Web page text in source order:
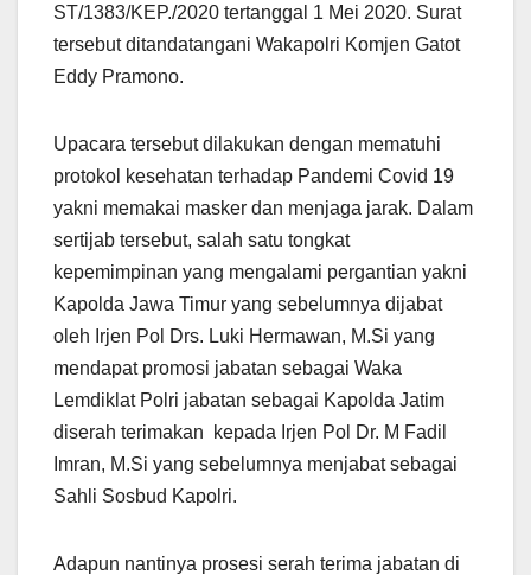
ST/1383/KEP./2020 tertanggal 1 Mei 2020. Surat
tersebut ditandatangani Wakapolri Komjen Gatot
Eddy Pramono.
Upacara tersebut dilakukan dengan mematuhi
protokol kesehatan terhadap Pandemi Covid 19
yakni memakai masker dan menjaga jarak. Dalam
sertijab tersebut, salah satu tongkat
kepemimpinan yang mengalami pergantian yakni
Kapolda Jawa Timur yang sebelumnya dijabat
oleh Irjen Pol Drs. Luki Hermawan, M.Si yang
mendapat promosi jabatan sebagai Waka
Lemdiklat Polri jabatan sebagai Kapolda Jatim
diserah terimakan kepada Irjen Pol Dr. M Fadil
Imran, M.Si yang sebelumnya menjabat sebagai
Sahli Sosbud Kapolri.
Adapun nantinya prosesi serah terima jabatan di